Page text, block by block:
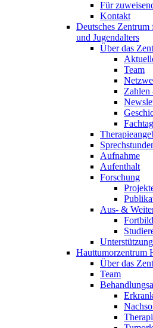
Für
Kontakt
Deutsches
und Jugendalters
Über das
Team
Zahlen
Aufnahme
Aufenthalt
Forschung
Aus- &
Hauttumorzentrum
Über das
Team